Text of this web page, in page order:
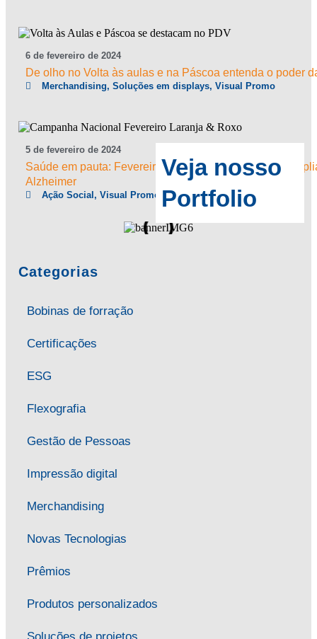
6 de fevereiro de 2024
De olho no Volta às aulas e na Páscoa entenda o poder
Merchandising,Soluções em displays,Visual Promo
5 de fevereiro de 2024
Saúde em pauta: Fevereiro Laranja e Roxo buscam
Alzheimer
Ação Social,Visual Promo
Veja nosso
Portfolio
Categorias
Bobinas de forração
Certificações
ESG
Flexografia
Gestão de Pessoas
Impressão digital
Merchandising
Novas Tecnologias
Prêmios
Produtos personalizados
Soluções de projetos